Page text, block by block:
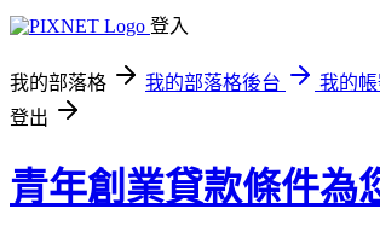
登入
我的部落格 我的部落格後台
我的
登出
青年創業貸款條件為